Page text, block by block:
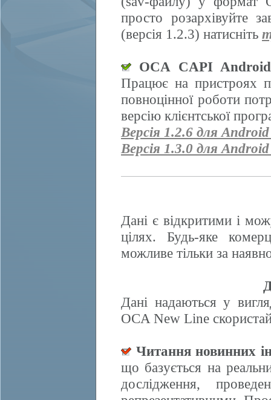
просто розархівуйте
(версія 1.2.3) натисніть
OCA CAPI Android
Працює на пристроях
повноцінної роботи
версію клієнтської
Версія 1.2.6 для
Версія 1.3.0 для
Дані є відкритими і
цілях. Будь-яке
можливе тільки за
Дані надаються у
OCA New Line
Читання новинних
що базується на
дослідження,